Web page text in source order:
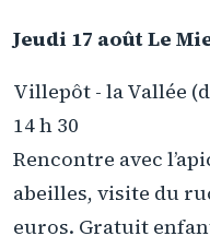
Jeudi 17 août Le
Villepôt - la Vallée
14 h 30
Rencontre avec
abeilles, visite du
euros. Gratuit